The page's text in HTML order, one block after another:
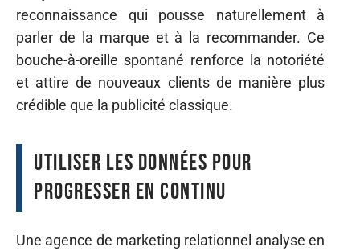
reconnaissance qui pousse naturellement à
parler de la marque et à la recommander. Ce
bouche-à-oreille spontané renforce la notoriété
et attire de nouveaux clients de manière plus
crédible que la publicité classique.
Utiliser les données pour
progresser en continu
Une agence de marketing relationnel analyse en